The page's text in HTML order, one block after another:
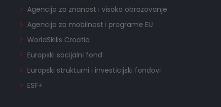
Agencija za znanost i visoko obrazovanje
Agencija za mobilnost i programe EU
WorldSkills Croatia
Europski socijalni fond
Europski strukturni i investicijski fondovi
ESF+